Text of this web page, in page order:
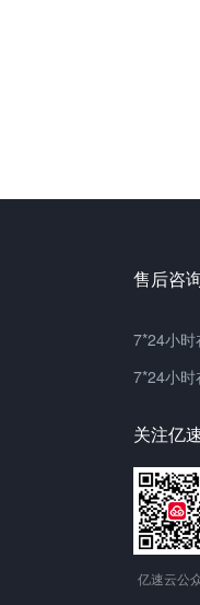
售后咨
7*24小时
7*24小时
关注亿
亿速云公